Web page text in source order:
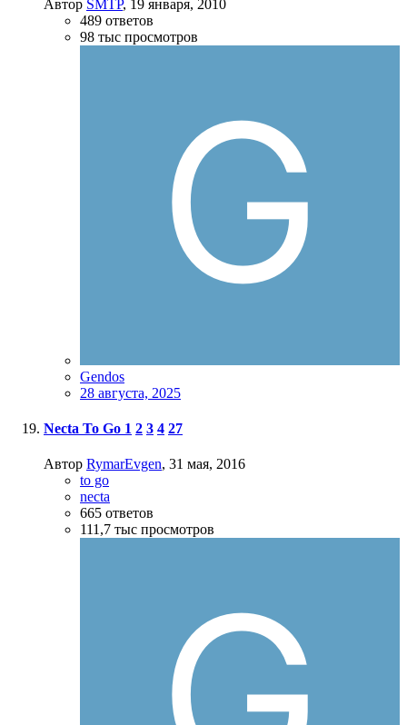
Автор SMTP, 19 января, 2010
489 ответов
98 тыс просмотров
Gendos
28 августа, 2025
Necta To Go 1 2 3 4 27
Автор RymarEvgen, 31 мая, 2016
to go
necta
665 ответов
111,7 тыс просмотров